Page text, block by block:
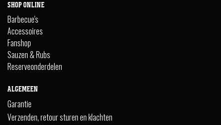
SHOP ONLINE
Barbecue's
Accessoires
Fanshop
Sauzen & Rubs
Reserveonderdelen
ALGEMEEN
Garantie
Verzenden, retour sturen en klachten